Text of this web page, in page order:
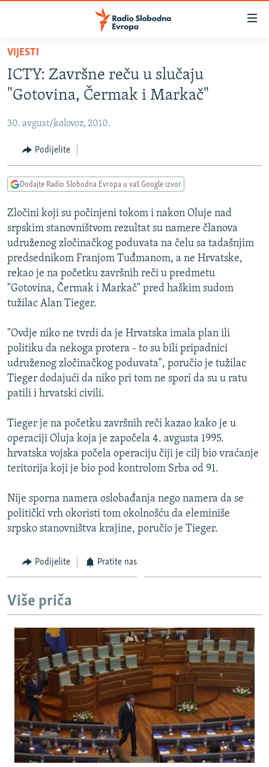
Pređite
glavni
sadržaj
na
navigaciju
Pređite
na
BOSNA I HERCEGOVINA
KOSOVO
CRNA GORA
VIDEO
FOTOGALERIJE
INFOGRAFIKE
PODCASTI
RAT U UKRAJINI
KINA NA BALKANU
RSE PRIČE IZ SVIJETA
ISPRIČAJ MI
DNEVNO@RSE
VIŠE OD NASLOVA
GENOCID U SREBRENICI
POPLAVE I KLIZIŠTA U BIH 2024.
POST SCRIPTUM
MOJA EVROPA
TRI DECENIJE OD RATA U BIH
SVE KARTE DEJTONA
NASTANAK I RASPAD JUGOSLAVIJE
PRATITE NAS
VIJESTI
ICTY: Završne reču u slučaju
"Gotovina, Čermak i Markač"
30. avgust/kolovoz, 2010.
Podijelite
Dodajte Radio Slobodna Evropa u vaš Google izvor
Zločini koji su počinjeni tokom i nakon Oluje nad
srpskim stanovništvom rezultat su namere članova
udruženog zločinačkog poduvata na čelu sa tadašnjim
predsednikom Franjom Tuđmanom, a ne Hrvatske,
rekao je na početku završnih reči u predmetu
"Gotovina, Čermak i Markač" pred haškim sudom
tužilac Alan Tieger.
"Ovdje niko ne tvrdi da je Hrvatska imala plan ili
politiku da nekoga protera - to su bili pripadnici
udruženog zločinačkog poduvata", poručio je tužilac
Tieger dodajući da niko pri tom ne spori da su u ratu
patili i hrvatski civili.
Tieger je na početku završnih reči kazao kako je u
operaciji Oluja koja je započela 4. avgusta 1995.
hrvatska vojska počela operaciju čiji je cilj bio vraćanje
teritorija koji je bio pod kontrolom Srba od 91.
Nije sporna namera oslobađanja nego namera da se
politički vrh okoristi tom okolnošću da eleminiše
srpsko stanovništva krajine, poručio je Tieger.
Podijelite Pratite nas
Više priča